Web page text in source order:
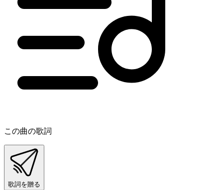
この曲の歌詞
歌詞を贈る